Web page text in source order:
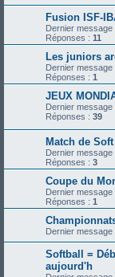
Fusion ISF-
Dernier message
Réponses : 11
Les juniors
Dernier message
Réponses : 1
JEUX
Dernier message
Réponses : 39
Match de
Dernier message
Réponses : 3
Coupe du
Dernier message
Réponses : 1
Dernier message
Softball =
aujourd'h